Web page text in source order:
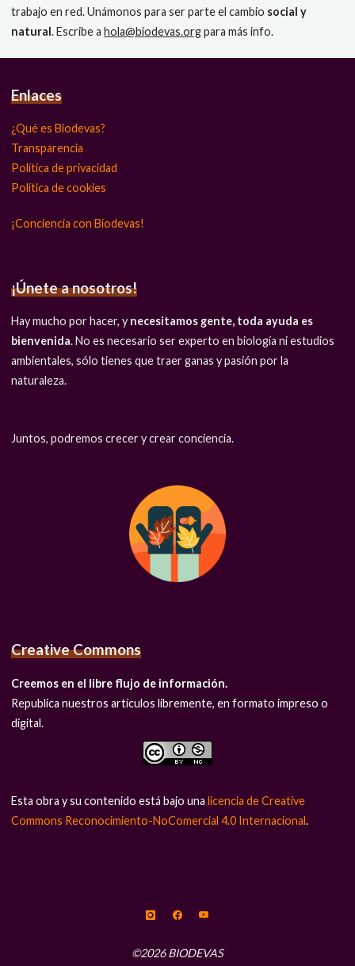
trabajo en red. Unámonos para ser parte el cambio social y
natural. Escribe ahola@biodevas.orgpara más info.
Enlaces
¿Qué es Biodevas?
Transparencia
Política de privacidad
Política de cookies
¡Conciencia con Biodevas!
¡Únete a nosotros!
Hay mucho por hacer, y necesitamos gente, toda ayuda es
bienvenida. No es necesario ser experto en biología ni estudios
ambientales, sólo tienes que traer ganas y pasión por la
naturaleza.
Juntos, podremos crecer y crear conciencia.
Creative Commons
Creemos en el libre flujo de información.
Republica nuestros artículos libremente, en formato impreso o
digital.
Esta obra y su contenido está bajo unalicencia de Creative
Commons Reconocimiento-NoComercial 4.0 Internacional.
©2026 BIODEVAS